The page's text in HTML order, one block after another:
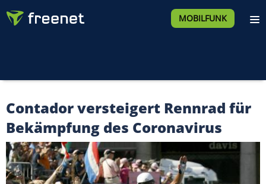
MOBILFUNK
Contador versteigert Rennrad für
Bekämpfung des Coronavirus